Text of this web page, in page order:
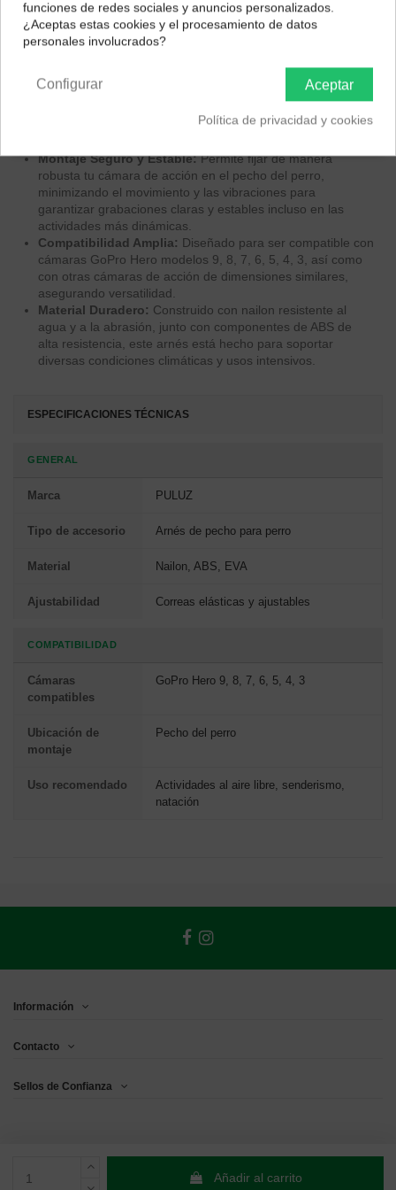
Añadir al carrito
Perspectiva Inmersiva:Graba vídeos y toma fotos desde
el punto de vista de tu perro, ofreciendo una nueva forma
Diseño Ajustable y Cómodo:
completamente ajustables aseguran un ajuste perfecto para
suave previene rozaduras y molestias, garantizando el
Montaje Seguro y Estable:Permite fijar de manera
robusta tu cámara de acción en el pecho del perro,
minimizando el movimiento y las vibraciones para
garantizar grabaciones claras y estables incluso en las
actividades más dinámicas.
Compatibilidad Amplia: Diseñado para ser compatible con
cámaras GoPro Hero modelos 9, 8, 7, 6, 5, 4, 3, así como
con otras cámaras de acción de dimensiones similares,
asegurando versatilidad.
Material Duradero: Construido con nailon resistente al
agua y a la abrasión, junto con componentes de ABS de
alta resistencia, este arnés está hecho para soportar
diversas condiciones climáticas y usos intensivos.
ESPECIFICACIONES TÉCNICAS
GENERAL
Marca PULUZ
Tipo de accesorio Arnés de pecho para perro
Material Nailon, ABS, EVA
Ajustabilidad Correas elásticas y ajustables
COMPATIBILIDAD
Cámaras
compatibles
GoPro Hero 9, 8, 7, 6, 5, 4, 3
Ubicación de
montaje
Pecho del perro
Uso recomendado
Actividades al aire libre, senderismo,
natación
Información
Contacto
Sellos de Confianza
impuestos correctos para tu región.
funciones de redes sociales y anuncios personalizados.
¿Aceptas estas cookies y el procesamiento de datos
personales involucrados?
Aceptar
Configurar
Política de privacidad y cookies